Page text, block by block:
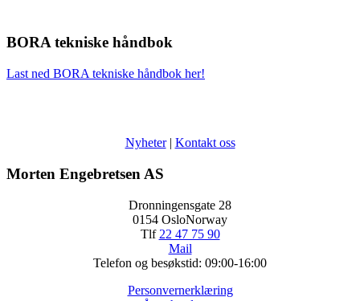
BORA tekniske håndbok
Last ned BORA tekniske håndbok her!
Nyheter| Kontakt oss
Morten Engebretsen AS
Dronningensgate 28
0154 OsloNorway
Tlf 22 47 75 90
Mail
Telefon og besøkstid: 09:00-16:00
Personvernerklæring